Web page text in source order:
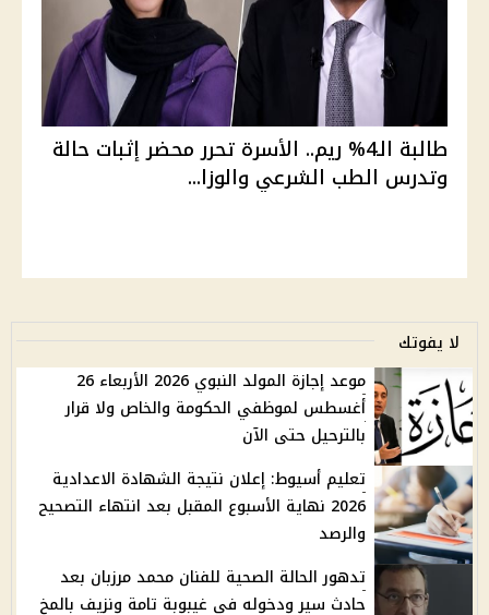
طالبة الـ4% ريم.. الأسرة تحرر محضر إثبات حالة
وتدرس الطب الشرعي والوزا...
لا يفوتك
موعد إجازة المولد النبوي 2026 الأربعاء 26
أغسطس لموظفي الحكومة والخاص ولا قرار
بالترحيل حتى الآن
تعليم أسيوط: إعلان نتيجة الشهادة الاعدادية
2026 نهاية الأسبوع المقبل بعد انتهاء التصحيح
والرصد
تدهور الحالة الصحية للفنان محمد مرزبان بعد
حادث سير ودخوله في غيبوبة تامة ونزيف بالمخ